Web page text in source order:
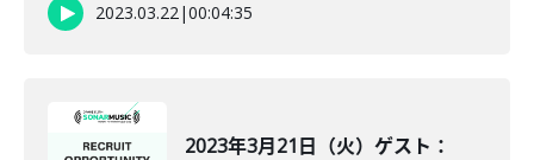
2023.03.22|00:04:35
2023年3月21日（火）ゲスト：